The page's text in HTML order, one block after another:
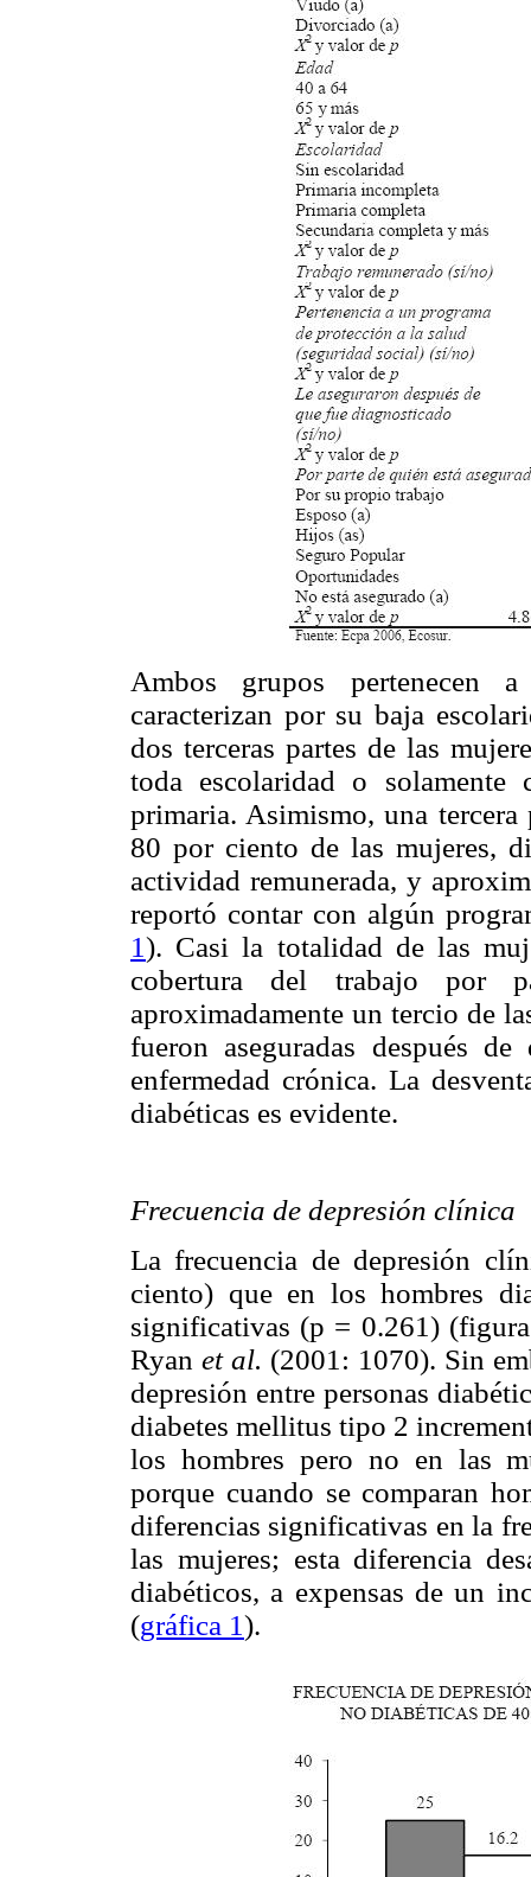
Ambos grupos pertenecen
caracterizan por su baja
dos terceras partes de las
toda escolaridad o solamente
primaria. Asimismo, una
80 por ciento de las mujeres,
actividad remunerada, y
reportó contar con algún
1). Casi la totalidad de las
cobertura del trabajo por
aproximadamente un tercio de
fueron aseguradas después
enfermedad crónica. La
diabéticas es evidente.
Frecuencia de depresión clínica
La frecuencia de depresión
ciento) que en los hombres
significativas (p = 0.261)
Ryan et al. (2001: 1070). Sin
depresión entre personas
diabetes mellitus tipo 2
los hombres pero no en las
porque cuando se comparan
diferencias significativas en la
las mujeres; esta diferencia
diabéticos, a expensas de un
(gráfica 1).